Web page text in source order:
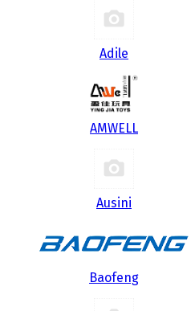
Adile
AMWELL
Ausini
Baofeng